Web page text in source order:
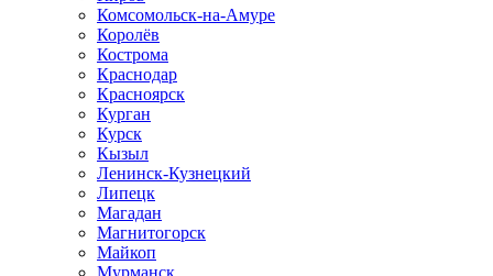
Комсомольск-на-Амуре
Королёв
Кострома
Краснодар
Красноярск
Курган
Курск
Кызыл
Ленинск-Кузнецкий
Липецк
Магадан
Магнитогорск
Майкоп
Мурманск